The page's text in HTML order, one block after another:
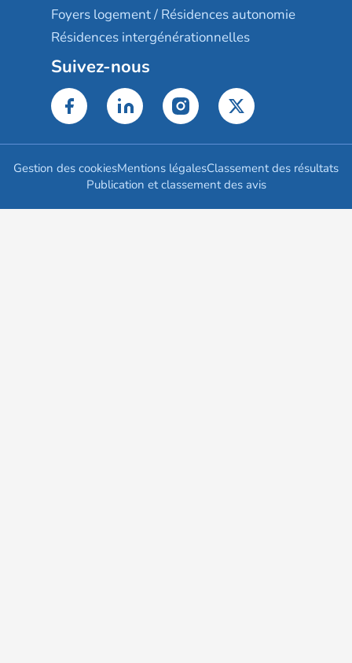
Foyers logement / Résidences autonomie
Résidences intergénérationnelles
Suivez-nous
Gestion des cookiesMentions légalesClassement des résultats
Publication et classement des avis